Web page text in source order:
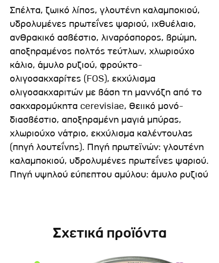
Σπέλτα, ζωικό λίπος, γλουτένη καλαμποκιού,
υδρολυμένες πρωτεΐνες ψαριού, ιχθυέλαιο,
ανθρακικό ασβέστιο, λιναρόσπορος, βρώμη,
αποξηραμένος πολτός τεύτλων, χλωριούχο
κάλιο, άμυλο ρυζιού, φρούκτο-
ολιγοσακχαρίτες (FOS), εκχύλισμα
ολιγοσακχαριτών με βάση τη μαννόζη από το
σακχαρομύκητα cerevisiae, θειικό μονό-
διασβέστιο, αποξηραμένη μαγιά μπύρας,
χλωριούχο νάτριο, εκχύλισμα καλέντουλας
(πηγή λουτεΐνης). Πηγή πρωτεϊνών: γλουτένη
καλαμποκιού, υδρολυμένες πρωτεΐνες ψαριού.
Πηγή υψηλού εύπεπτου αμύλου: άμυλο ρυζιού
Σχετικά προϊόντα